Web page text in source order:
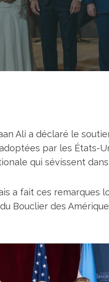
Ali a déclaré le
par les États-
qui sévissent
a fait ces remarques
Bouclier des